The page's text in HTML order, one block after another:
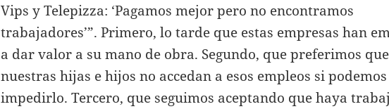
Vips y Telepizza: ‘Pagamos mejor pero no encontramos
trabajadores’”. Primero, lo tarde que estas empresas han
a dar valor a su mano de obra. Segundo, que preferimos que
nuestras hijas e hijos no accedan a esos empleos si podemos
impedirlo. Tercero, que seguimos aceptando que haya